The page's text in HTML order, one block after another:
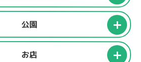
公園
お店